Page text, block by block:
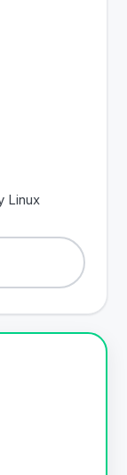
Linux